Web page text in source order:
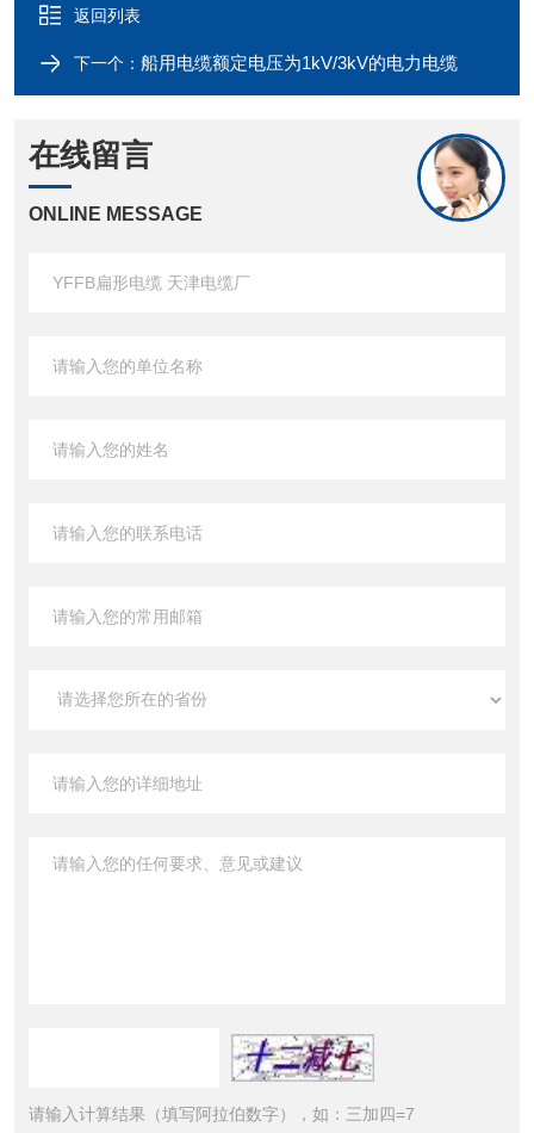
返回列表
下一个： 船用电缆额定电压为1kV/3kV的电力电缆
在线留言
ONLINE MESSAGE
请输入计算结果（填写阿拉伯数字），如：三加四=7